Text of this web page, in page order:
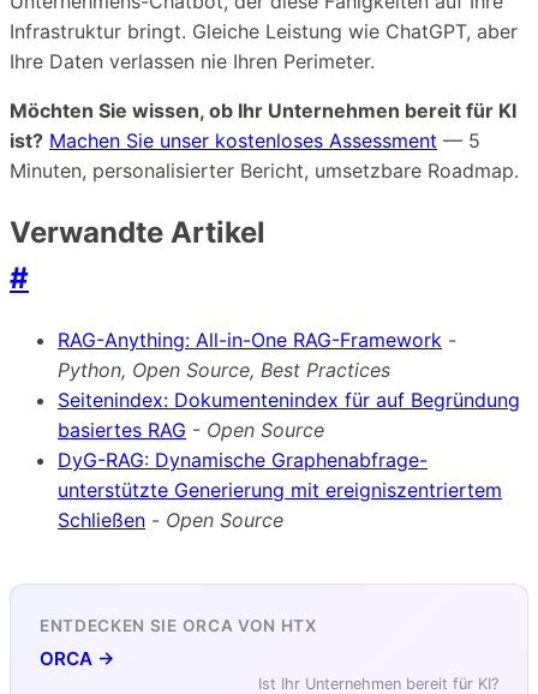
Infrastruktur bringt. Gleiche Leistung wie ChatGPT, aber
Ihre Daten verlassen nie Ihren Perimeter.
Möchten Sie wissen, ob Ihr Unternehmen bereit für KI
ist? Machen Sie unser kostenloses Assessment — 5
Minuten, personalisierter Bericht, umsetzbare Roadmap.
Verwandte Artikel
#
RAG-Anything: All-in-One RAG-Framework -
Python, Open Source, Best Practices
Seitenindex: Dokumentenindex für auf Begründung
basiertes RAG - Open Source
DyG-RAG: Dynamische Graphenabfrage-
unterstützte Generierung mit ereigniszentriertem
Schließen - Open Source
ENTDECKEN SIE ORCA VON HTX
ORCA →
Ist Ihr Unternehmen bereit für KI?